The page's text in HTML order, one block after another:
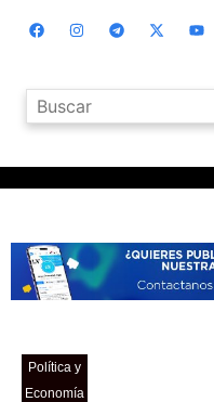
Política y
Economía